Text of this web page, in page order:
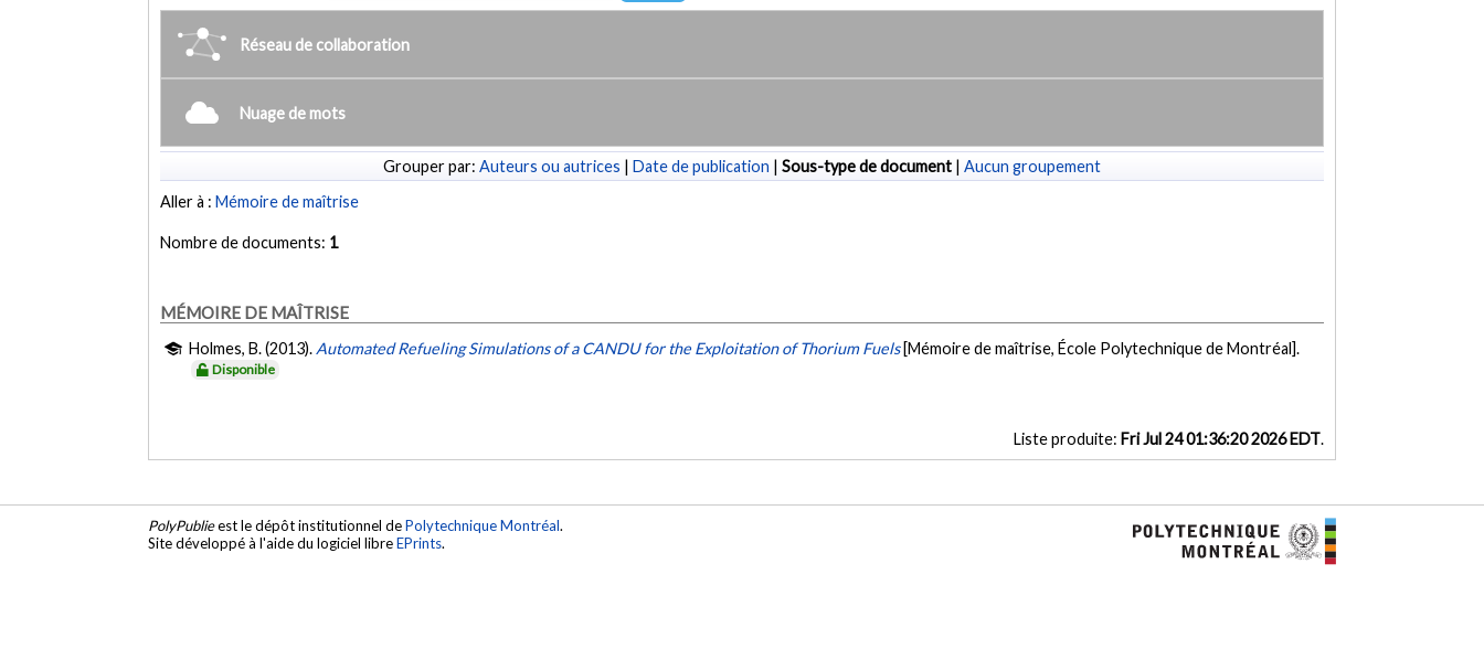
Réseau de collaboration
Nuage de mots
Grouper par: Auteurs ou autrices | Date de publication | Sous-type de document | Aucun groupement
Aller à :Mémoire de maîtrise
Nombre de documents: 1
MÉMOIRE DE MAÎTRISE
Holmes, B. (2013). Automated Refueling Simulations of a CANDU for the Exploitation of Thorium Fuels [Mémoire de maîtrise, École Polytechnique de Montréal].
Disponible
Liste produite: Fri Jul 24 01:36:20 2026 EDT.
PolyPublieest le dépôt institutionnel dePolytechnique Montréal.
Site développé à l'aide du logiciel libreEPrints.